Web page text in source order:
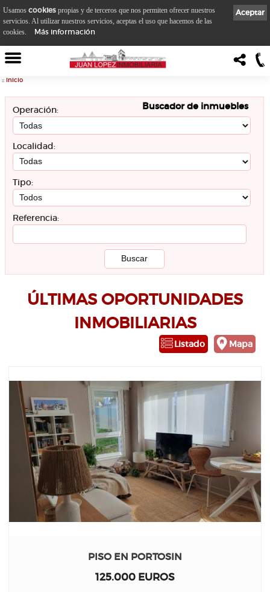
:: Inicio
Buscador de inmuebles
Operación:
Localidad:
Tipo:
Referencia:
ÚLTIMAS OPORTUNIDADES
INMOBILIARIAS
Mapa
Listado
PISO EN PORTOSIN
125.000 EUROS
Aceptar
Usamos cookies propias y de terceros que nos permiten ofrecer nuestros
servicios. Al utilizar nuestros servicios, aceptas el uso que hacemos de las
cookies.
Más información